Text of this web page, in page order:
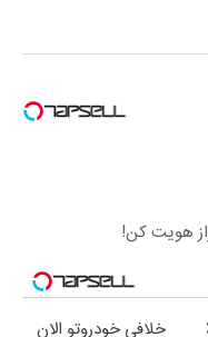
خلافی خودروتو الان